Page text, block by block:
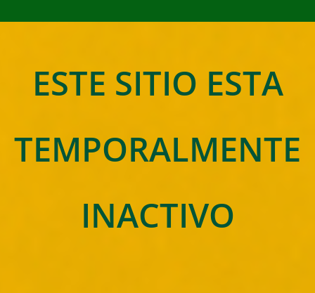
ESTE SITIO ESTA
TEMPORALMENTE
INACTIVO